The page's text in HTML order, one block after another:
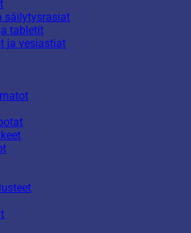
säilytysrasiat
tabletit
ja vesiastiat